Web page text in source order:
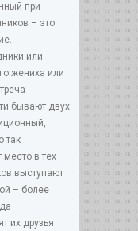
при
– это
или
жениха или
бывают двух
так
место в тех
выступают
– более
их друзья